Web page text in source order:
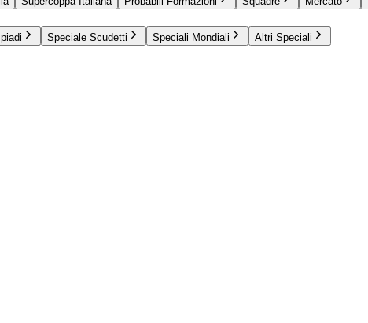
Speciale Scudetti Speciali Mondiali Altri Speciali